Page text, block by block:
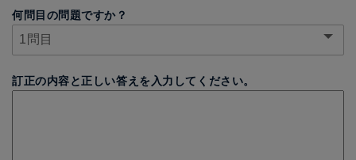
何問目の問題ですか？
訂正の内容と正しい答えを入力してください。